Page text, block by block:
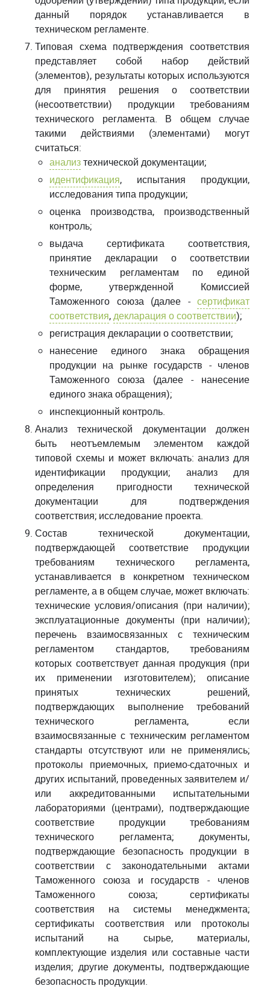
данный порядок устанавливается в
техническом регламенте.
Типовая схема подтверждения соответствия
представляет собой набор действий
(элементов), результаты которых используются
для принятия решения о соответствии
(несоответствии) продукции требованиям
технического регламента. В общем случае
такими действиями (элементами) могут
считаться:
анализтехнической документации;
идентификация, испытания продукции,
исследования типа продукции;
оценка производства, производственный
контроль;
выдача сертификата соответствия,
принятие декларации о соответствии
техническим регламентам по единой
форме, утвержденной Комиссией
Таможенного союза (далее - сертификат
соответствия,декларация о соответствии);
регистрация декларации о соответствии;
нанесение единого знака обращения
продукции на рынке государств - членов
Таможенного союза (далее - нанесение
единого знака обращения);
инспекционный контроль.
Анализ технической документации должен
быть неотъемлемым элементом каждой
типовой схемы и может включать: анализ для
идентификации продукции; анализ для
определения пригодности технической
документации для подтверждения
соответствия; исследование проекта.
Состав технической документации,
подтверждающей соответствие продукции
требованиям технического регламента,
устанавливается в конкретном техническом
регламенте, а в общем случае, может включать:
технические условия/описания (при наличии);
эксплуатационные документы (при наличии);
перечень взаимосвязанных с техническим
регламентом стандартов, требованиям
которых соответствует данная продукция (при
их применении изготовителем); описание
принятых технических решений,
подтверждающих выполнение требований
технического регламента, если
взаимосвязанные с техническим регламентом
стандарты отсутствуют или не применялись;
протоколы приемочных, приемо-сдаточных и
других испытаний, проведенных заявителем и/
или аккредитованными испытательными
лабораториями (центрами), подтверждающие
соответствие продукции требованиям
технического регламента; документы,
подтверждающие безопасность продукции в
соответствии с законодательными актами
Таможенного союза и государств - членов
Таможенного союза; сертификаты
соответствия на системы менеджмента;
сертификаты соответствия или протоколы
испытаний на сырье, материалы,
комплектующие изделия или составные части
изделия; другие документы, подтверждающие
безопасность продукции.